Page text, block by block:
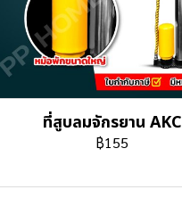
ที่สูบลมจักรยาน AKC
฿155